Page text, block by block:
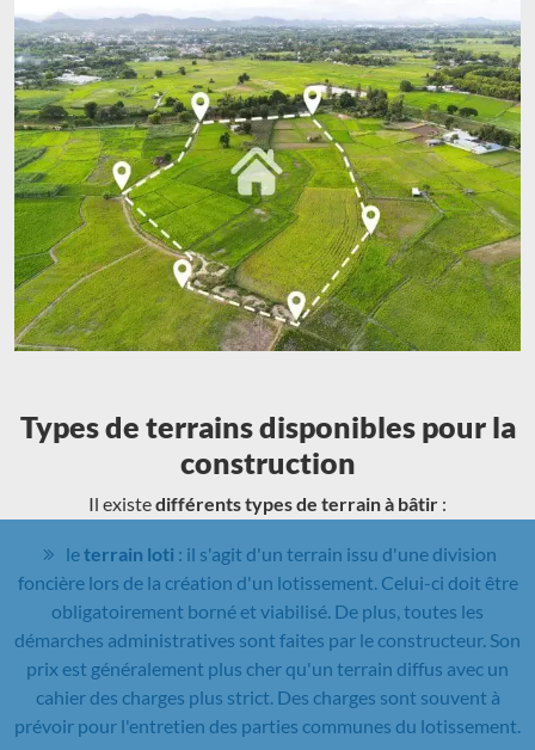
Types de terrains disponibles pour la
construction
Il existedifférents types de terrain à bâtir :
leterrain loti : il s'agit d'un terrain issu d'une division
foncière lors de la création d'un lotissement. Celui-ci doit être
obligatoirement borné et viabilisé. De plus, toutes les
démarches administratives sont faites par le constructeur. Son
prix est généralement plus cher qu'un terrain diffus avec un
cahier des charges plus strict. Des charges sont souvent à
prévoir pour l'entretien des parties communes du lotissement.